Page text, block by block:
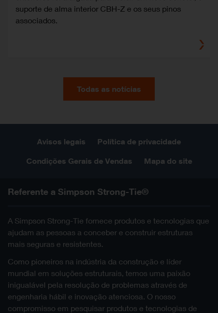
suporte de alma interior CBH-Z e os seus pinos
associados.
Todas as notícias
Avisos legais Política de privacidade
Condições Gerais de Vendas Mapa do site
Referente a Simpson Strong-Tie®
A Simpson Strong-Tie fornece produtos e tecnologias que
ajudam as pessoas a conceber e construir estruturas
mais seguras e resistentes.
Como pioneiros na indústria da construção e líder
mundial em soluções estruturais, temos uma paixão
inigualável pela resolução de problemas através de
engenharia hábil e inovação atenciosa. O nosso
compromisso em pesquisar produtos e tecnologias de